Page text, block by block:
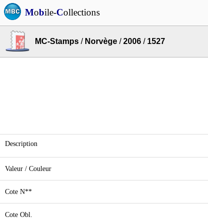
Mobile-Collections
MC-Stamps / Norvège /2006 / 1527
Description
Valeur / Couleur
Cote N**
Cote Obl.